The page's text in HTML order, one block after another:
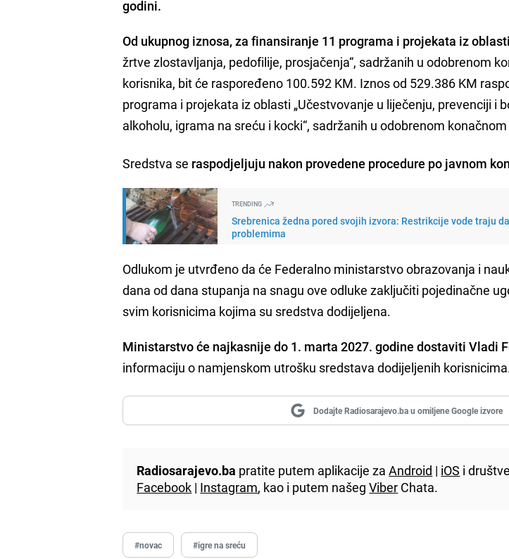
godini.
Od ukupnog iznosa, za finansiranje 11 programa i projekata iz oblasti
žrtve zlostavljanja, pedofilije, prosjačenja“, sadržanih u odobrenom
korisnika, bit će raspoređeno 100.592 KM. Iznos od 529.386 KM
programa i projekata iz oblasti „Učestvovanje u liječenju, prevenciji i
alkoholu, igrama na sreću i kocki“, sadržanih u odobrenom
Sredstva se raspodjeljuju nakon provedene procedure po javnom
TRENDING
Srebrenica žedna pored svojih izvora: Restrikcije vode traju
problemima
Odlukom je utvrđeno da će Federalno ministarstvo obrazovanja i
dana od dana stupanja na snagu ove odluke zaključiti pojedinačne
svim korisnicima kojima su sredstva dodijeljena.
Ministarstvo će najkasnije do 1. marta 2027. godine dostaviti Vladi
informaciju o namjenskom utrošku sredstava dodijeljenih
Dodajte Radiosarajevo.ba u omiljene Google izvore
Radiosarajevo.ba pratite putem aplikacije zaAndroid | iOS i
Facebook | Instagram, kao i putem našegViber Chata.
#novac #igre na sreću